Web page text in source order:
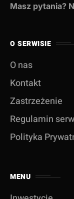
Masz pytania?
O SERWISIE
O nas
Kontakt
Zastrzeżenie
Regulamin
Polityka
MENU